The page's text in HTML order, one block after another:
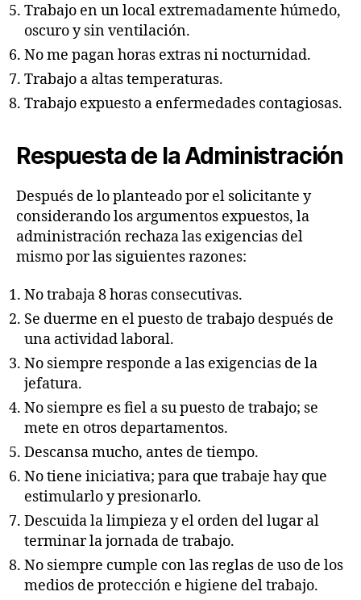
Trabajo en un local extremadamente húmedo,
oscuro y sin ventilación.
No me pagan horas extras ni nocturnidad.
Trabajo a altas temperaturas.
Trabajo expuesto a enfermedades contagiosas.
Respuesta de la Administración
Después de lo planteado por el solicitante y
considerando los argumentos expuestos, la
administración rechaza las exigencias del
mismo por las siguientes razones:
No trabaja 8 horas consecutivas.
Se duerme en el puesto de trabajo después de
una actividad laboral.
No siempre responde a las exigencias de la
jefatura.
No siempre es fiel a su puesto de trabajo; se
mete en otros departamentos.
Descansa mucho, antes de tiempo.
No tiene iniciativa; para que trabaje hay que
estimularlo y presionarlo.
Descuida la limpieza y el orden del lugar al
terminar la jornada de trabajo.
No siempre cumple con las reglas de uso de los
medios de protección e higiene del trabajo.